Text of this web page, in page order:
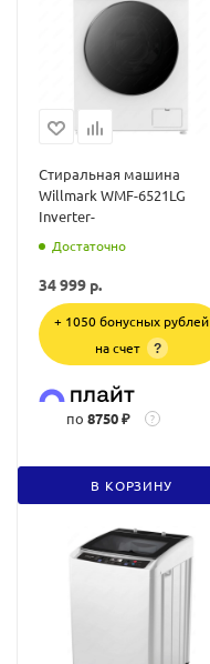
Стиральная машина
Willmark WMF-6521LG
Inverter-
Достаточно
34 999 р.
+ 1050 бонусных рублей
на счет
?
по 8750 ₽ ?
В КОРЗИНУ